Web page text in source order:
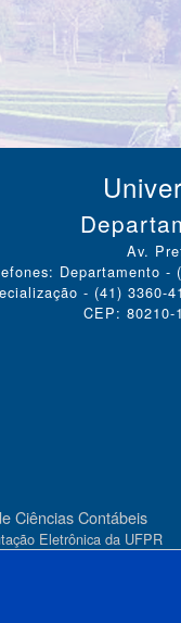
Av.
Departamento -
- (41) 3360-
CEP:
Ciências Contábeis
Eletrônica da UFPR